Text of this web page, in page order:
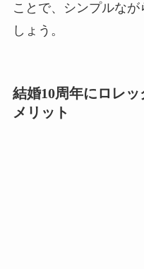
ことで、シンプルな
しょう。
結婚10周年にロレ
メリット